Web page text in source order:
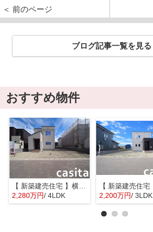
＜ 前のページ
ブログ記事一覧を見る
おすすめ物件
【 新築建売住宅 】横手市八幡字長者町No58 横手北小学校区のオール電化 4LDK
2,280万円/ 4LDK
2,200万円/ 3LDK